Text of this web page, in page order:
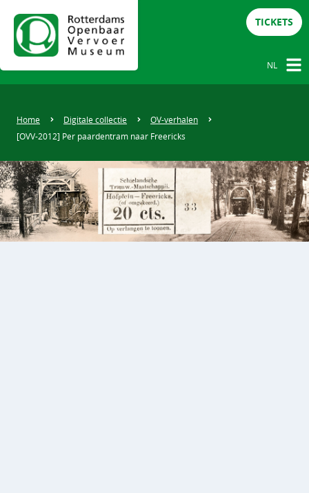
TICKETS
NL
Home Digitale collectie
OV-verhalen
[OVV-2012] Per paardentram naar Freericks